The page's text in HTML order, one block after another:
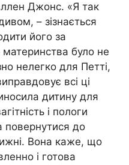
Джонс. «Я так
– зізнається
його за
було не
нелегко для Петті,
всі ці
дитину для
і пологи
повернутися до
Вона каже, що
і готова